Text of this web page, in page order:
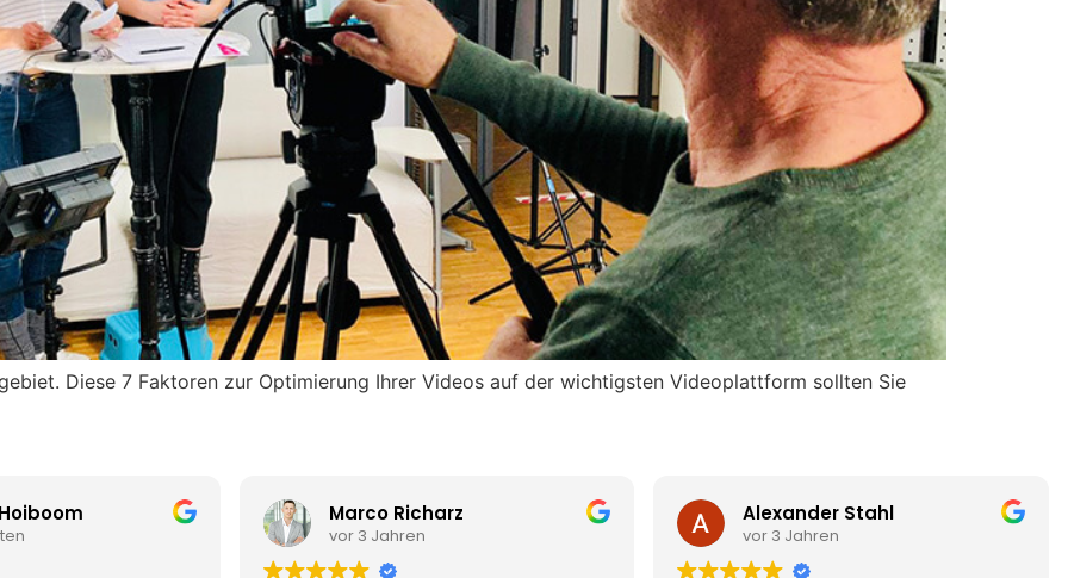
Diese 7 Faktoren zur Optimierung Ihrer Videos auf der wichtigsten Videoplattform sollten Sie
Alexander Stahl
vor 3 Jahren
Marion Nippon
vor 3 Jahren